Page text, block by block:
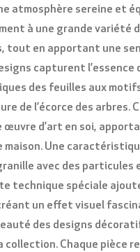
atmosphère sereine et
à une grande variété
tout en apportant une
capturent
des feuilles aux
de l’écorce des arbres.
d’art en soi,
maison. Une
avec des particules
technique spéciale
un effet visuel
des designs
collection. Chaque pièce
VÉRIFIER QUE VOUS